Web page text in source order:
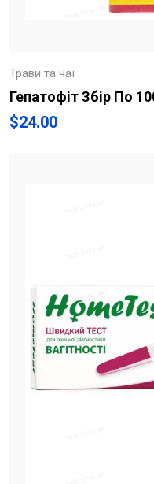
Трави та чаї
Гепатофіт Збір По
$24.00